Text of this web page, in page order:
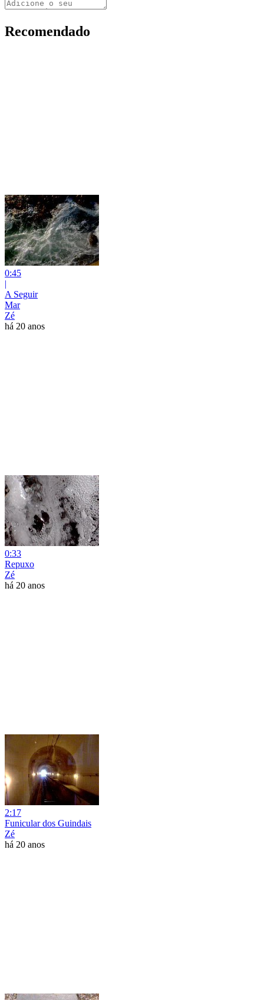
Recomendado
0:45
|
A Seguir
Mar
Zé
há 20 anos
0:33
Repuxo
Zé
há 20 anos
2:17
Funicular dos Guindais
Zé
há 20 anos